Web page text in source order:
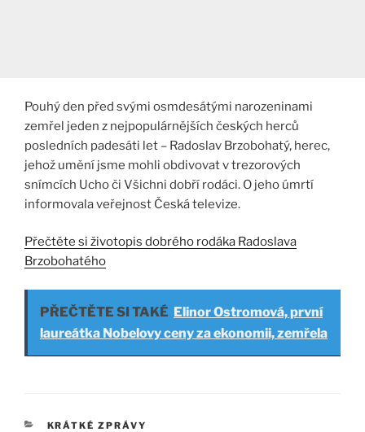
Pouhý den před svými osmdesátými narozeninami
zemřel jeden z nejpopulárnějších českých herců
posledních padesáti let – Radoslav Brzobohatý, herec,
jehož umění jsme mohli obdivovat v trezorových
snímcích Ucho či Všichni dobří rodáci. O jeho úmrtí
informovala veřejnost Česká televize.
Přečtěte si životopis dobrého rodáka Radoslava
Brzobohatého
PŘEČTĚTE SI TAKÉ Elinor Ostromová, první
laureátka Nobelovy ceny za ekonomii, zemřela
RUBRIKY
KRÁTKÉ ZPRÁVY